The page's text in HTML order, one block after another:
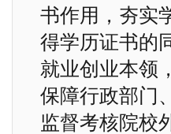
书作用，夯实
得学历证书的
就业创业本领
保障行政部门
监督考核院校